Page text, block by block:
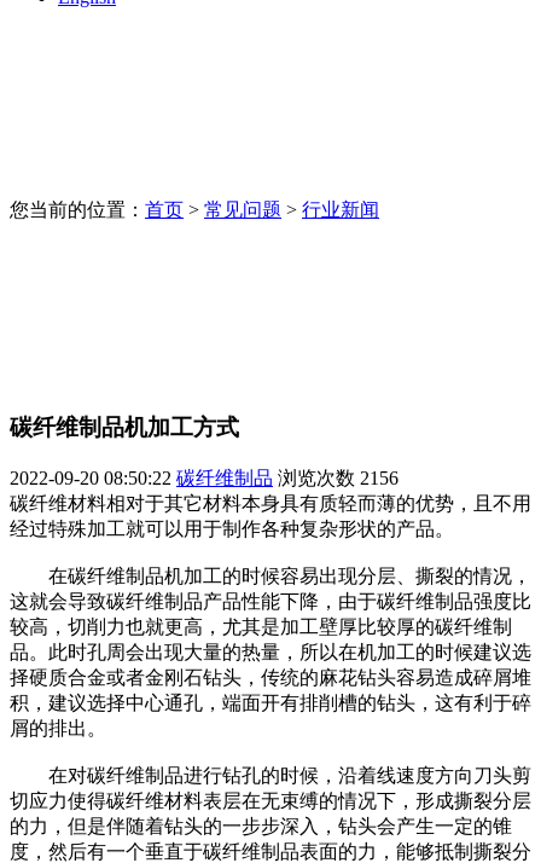
您当前的位置： 首页 > 常见问题 > 行业新闻
碳纤维制品机加工方式
2022-09-20 08:50:22 碳纤维制品 浏览次数 2156
碳纤维材料相对于其它材料本身具有质轻而薄的优势，且不用
经过特殊加工就可以用于制作各种复杂形状的产品。
在碳纤维制品机加工的时候容易出现分层、撕裂的情况，
这就会导致碳纤维制品产品性能下降，由于碳纤维制品强度比
较高，切削力也就更高，尤其是加工壁厚比较厚的碳纤维制
品。此时孔周会出现大量的热量，所以在机加工的时候建议选
择硬质合金或者金刚石钻头，传统的麻花钻头容易造成碎屑堆
积，建议选择中心通孔，端面开有排削槽的钻头，这有利于碎
屑的排出。
在对碳纤维制品进行钻孔的时候，沿着线速度方向刀头剪
切应力使得碳纤维材料表层在无束缚的情况下，形成撕裂分层
的力，但是伴随着钻头的一步步深入，钻头会产生一定的锥
度，然后有一个垂直于碳纤维制品表面的力，能够抵制撕裂分